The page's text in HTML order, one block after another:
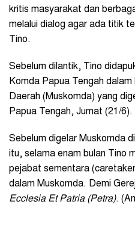
kritis masyarakat dan
melalui dialog agar ada titik
Tino.
Sebelum dilantik, Tino
Komda Papua Tengah
Daerah (Muskomda) yang
Papua Tengah, Jumat (21/6).
Sebelum digelar Muskomda
itu, selama enam bulan Tino
pejabat sementara
dalam Muskomda. Demi
Ecclesia Et Patria (Petra).